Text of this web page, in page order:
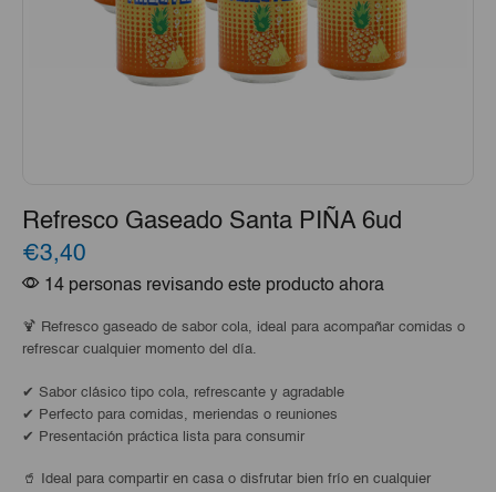
Refresco Gaseado Santa PIÑA 6ud
€3,40
14 personas revisando este producto ahora
🍹 Refresco gaseado de sabor cola, ideal para acompañar comidas o
refrescar cualquier momento del día.
✔ Sabor clásico tipo cola, refrescante y agradable
✔ Perfecto para comidas, meriendas o reuniones
✔ Presentación práctica lista para consumir
🥤 Ideal para compartir en casa o disfrutar bien frío en cualquier